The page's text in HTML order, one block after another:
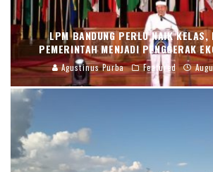
LPM BANDUNG PERLU NAIK
PEMERINTAH MENJADI PENGGERAK
Agustinus Purba Featured